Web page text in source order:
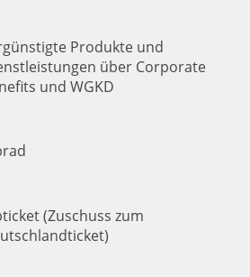
Produkte und
über Corporate
und WGKD
(Zuschuss zum